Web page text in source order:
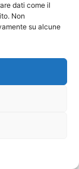
dati come il
Non
su alcune